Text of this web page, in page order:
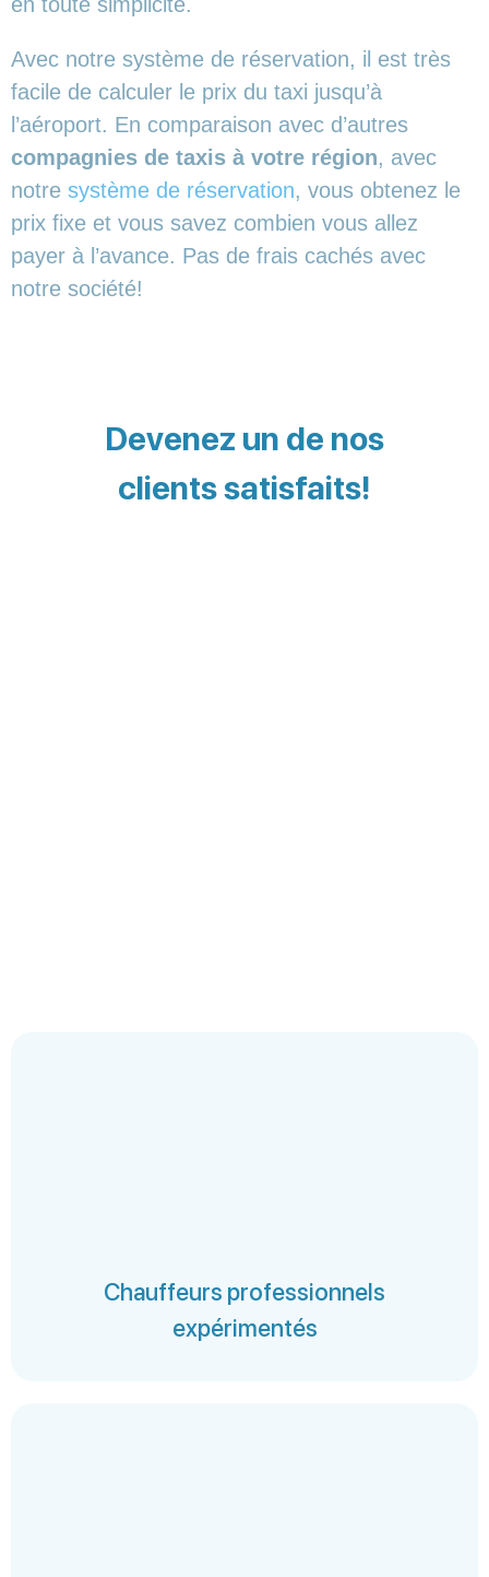
Avec notre système de réservation, il est très
facile de calculer le prix du taxi jusqu’à
l’aéroport. En comparaison avec d’autres
compagnies de taxis à votre région, avec
notre système de réservation, vous obtenez le
prix fixe et vous savez combien vous allez
payer à l’avance. Pas de frais cachés avec
notre société!
Devenez un de nos
clients satisfaits!
Chauffeurs professionnels
expérimentés